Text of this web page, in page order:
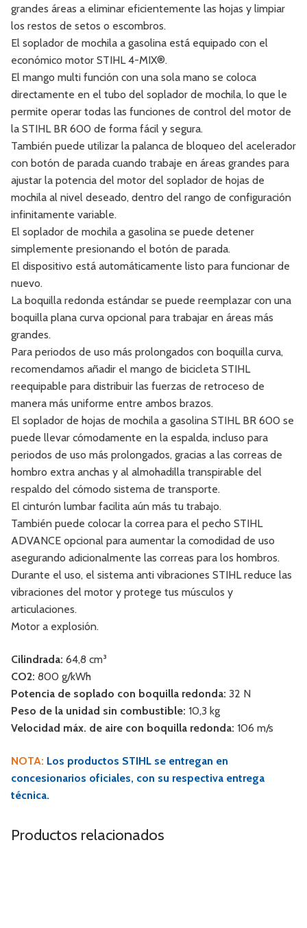
grandes áreas a eliminar eficientemente las hojas y limpiar
los restos de setos o escombros.
El soplador de mochila a gasolina está equipado con el
económico motor STIHL 4-MIX®.
El mango multi función con una sola mano se coloca
directamente en el tubo del soplador de mochila, lo que le
permite operar todas las funciones de control del motor de
la STIHL BR 600 de forma fácil y segura.
También puede utilizar la palanca de bloqueo del acelerador
con botón de parada cuando trabaje en áreas grandes para
ajustar la potencia del motor del soplador de hojas de
mochila al nivel deseado, dentro del rango de configuración
infinitamente variable.
El soplador de mochila a gasolina se puede detener
simplemente presionando el botón de parada.
El dispositivo está automáticamente listo para funcionar de
nuevo.
La boquilla redonda estándar se puede reemplazar con una
boquilla plana curva opcional para trabajar en áreas más
grandes.
Para periodos de uso más prolongados con boquilla curva,
recomendamos añadir el mango de bicicleta STIHL
reequipable para distribuir las fuerzas de retroceso de
manera más uniforme entre ambos brazos.
El soplador de hojas de mochila a gasolina STIHL BR 600 se
puede llevar cómodamente en la espalda, incluso para
periodos de uso más prolongados, gracias a las correas de
hombro extra anchas y al almohadilla transpirable del
respaldo del cómodo sistema de transporte.
El cinturón lumbar facilita aún más tu trabajo.
También puede colocar la correa para el pecho STIHL
ADVANCE opcional para aumentar la comodidad de uso
asegurando adicionalmente las correas para los hombros.
Durante el uso, el sistema anti vibraciones STIHL reduce las
vibraciones del motor y protege tus músculos y
articulaciones.
Motor a explosión.
Cilindrada: 64,8 cm³
CO2: 800 g/kWh
Potencia de soplado con boquilla redonda: 32 N
Peso de la unidad sin combustible: 10,3 kg
Velocidad máx. de aire con boquilla redonda: 106 m/s
NOTA: Los productos STIHL se entregan en
concesionarios oficiales, con su respectiva entrega
técnica.
Productos relacionados